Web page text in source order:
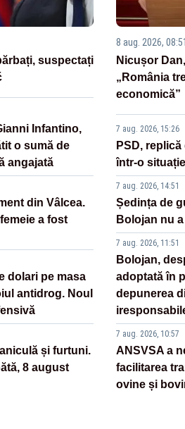
suspectați
Infantino,
o sumă de
angajată
din Vâlcea.
a fost
dolari pe masa
antidrog. Noul
și furtuni.
8 august
8 aug. 2026, 08:51
Nicușor
„România
economică”
7 aug. 2026, 15:26
PSD,
într-o
7 aug. 2026, 14:51
Ședința de
Bolojan nu
7 aug. 2026, 11:51
Bolojan,
adoptată în
depunerea
7 aug. 2026, 10:57
ANSVSA a
facilitarea
ovine și